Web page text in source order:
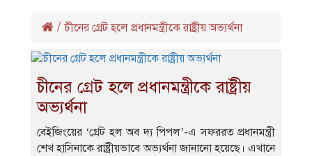
/ চীনের গ্রেট হলে প্রধানমন্ত্রীকে রাষ্ট্রীয় অভ্যর্থনা
চীনের গ্রেট হলে প্রধানমন্ত্রীকে রাষ্ট্রীয়
অভ্যর্থনা
বেইজিংয়ের ‘গ্রেট হল অব দ্য পিপল’-এ সফররত প্রধানমন্ত্রী
শেখ হাসিনাকে রাষ্ট্রীয়ভাবে অভ্যর্থনা জানানো হয়েছে। এখানে